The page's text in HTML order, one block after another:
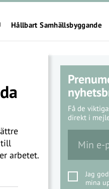
Hållbart Samhällsbyggande
till
arbetet.
Få de
direkt i
Jag
mina